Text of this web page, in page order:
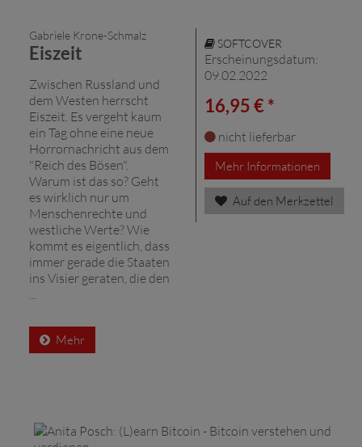
Gabriele Krone-Schmalz
Eiszeit
Zwischen Russland und
dem Westen herrscht
Eiszeit. Es vergeht kaum
ein Tag ohne eine neue
Horrornachricht aus dem
"Reich des Bösen".
Warum ist das so? Geht
es wirklich nur um
Menschenrechte und
westliche Werte? Wie
kommt es eigentlich, dass
immer gerade die Staaten
ins Visier geraten, die den
Mehr
SOFTCOVER
Erscheinungsdatum:
09.02.2022
16,95 € *
nicht lieferbar
Mehr Informationen
Auf den Merkzettel